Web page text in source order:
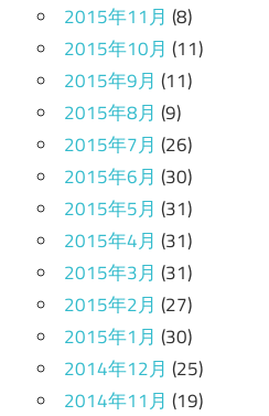
2015年11月 (8)
2015年10月 (11)
2015年9月 (11)
2015年8月 (9)
2015年7月 (26)
2015年6月 (30)
2015年5月 (31)
2015年4月 (31)
2015年3月 (31)
2015年2月 (27)
2015年1月 (30)
2014年12月 (25)
2014年11月 (19)